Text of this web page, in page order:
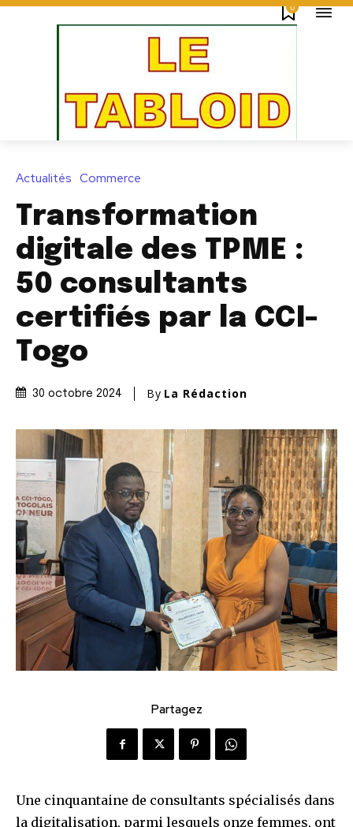
0
Actualités Commerce
Transformation
digitale des TPME :
50 consultants
certifiés par la CCI-
Togo
30 octobre 2024 By La Rédaction
Partagez
Une cinquantaine de consultants spécialisés dans
la digitalisation, parmi lesquels onze femmes, ont